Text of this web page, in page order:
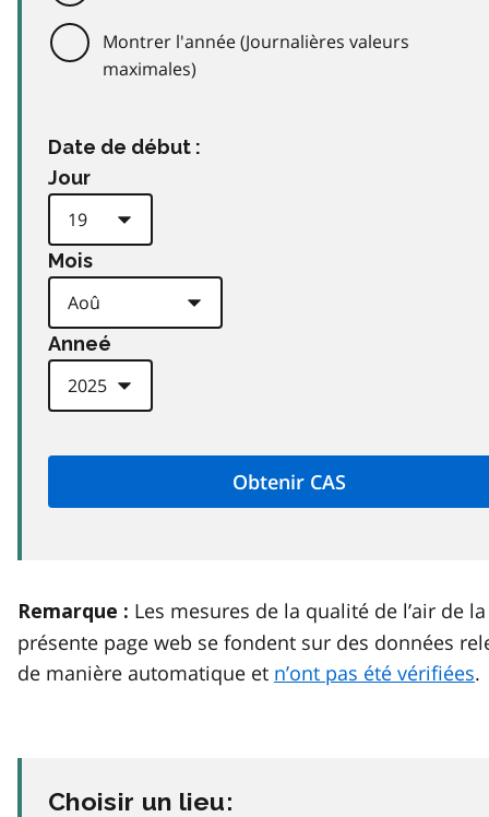
Montrer l'année (Journalières valeurs
maximales)
Date de début :
Jour
Mois
Anneé
Remarque : Les mesures de la qualité de l’air de la
présente page web se fondent sur des données
de manière automatique et n’ont pas été vérifiées.
Choisir un lieu: